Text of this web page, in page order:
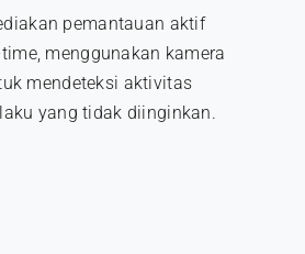
pemantauan aktif
menggunakan kamera
mendeteksi aktivitas
yang tidak diinginkan.